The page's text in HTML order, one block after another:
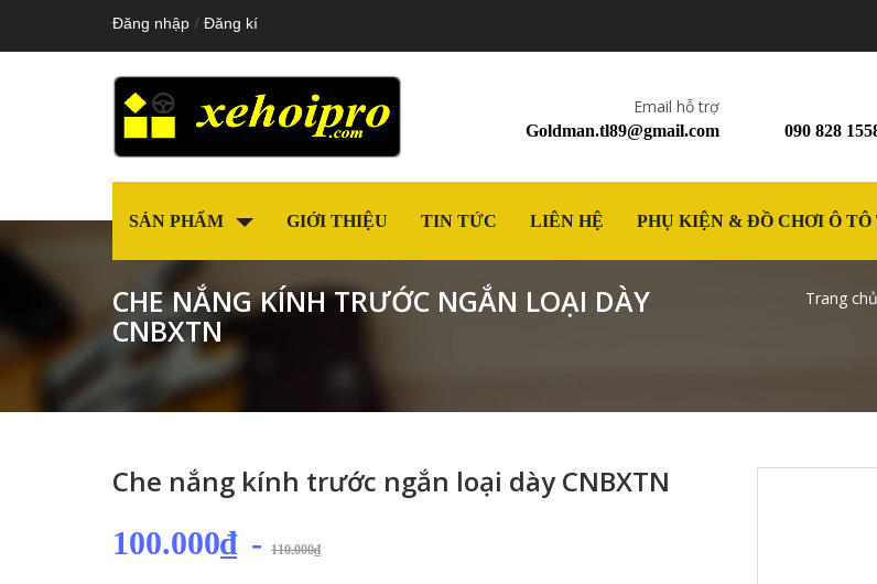
Đăng nhập / Đăng kí
Email hỗ trợ
Goldman.tl89@gmail.com 090 828
SẢN PHẨM GIỚI THIỆU TIN TỨC LIÊN HỆ PHỤ KIỆN & ĐỒ CHƠI Ô
CHE NẮNG KÍNH TRƯỚC NGẮN LOẠI DÀY
CNBXTN
Trang chủ
Che nắng kính trước ngắn loại dày CNBXTN
100.000₫ - 110.000₫